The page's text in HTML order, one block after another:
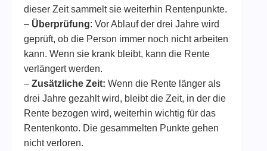
dieser Zeit sammelt sie weiterhin Rentenpunkte.
– Überprüfung: Vor Ablauf der drei Jahre wird
geprüft, ob die Person immer noch nicht arbeiten
kann. Wenn sie krank bleibt, kann die Rente
verlängert werden.
– Zusätzliche Zeit: Wenn die Rente länger als
drei Jahre gezahlt wird, bleibt die Zeit, in der die
Rente bezogen wird, weiterhin wichtig für das
Rentenkonto. Die gesammelten Punkte gehen
nicht verloren.